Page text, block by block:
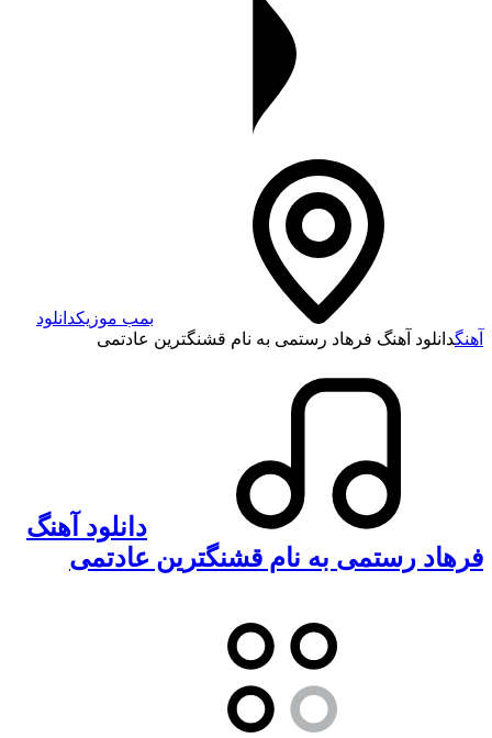
بمب موزیکدانلود
آهنگدانلود آهنگ فرهاد رستمی به نام قشنگترین عادتمی
دانلود آهنگ
فرهاد رستمی به نام قشنگترین عادتمی